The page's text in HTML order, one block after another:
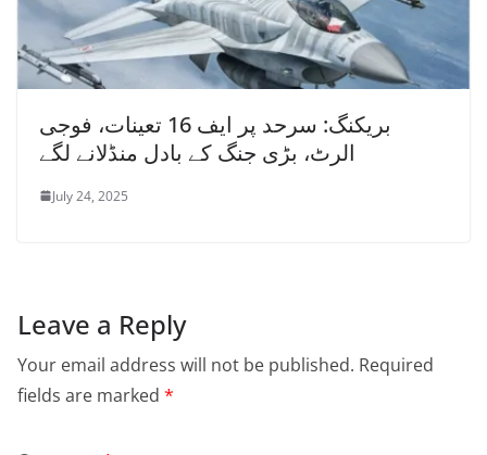
بریکنگ: سرحد پر ایف 16 تعینات، فوجی
الرٹ، بڑی جنگ کے بادل منڈلانے لگے
July 24, 2025
Leave a Reply
Your email address will not be published. Required
fields are marked *